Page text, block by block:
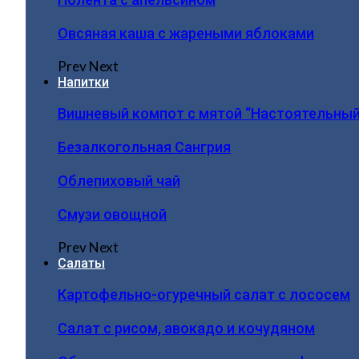
Овсяная каша с жареными яблоками
PrevNext
Напитки
Вишневый компот с мятой
Безалкогольная Сангрия
Облепиховый чай
Смузи овощной
PrevNext
Салаты
Картофельно-огуречный салат с лососем
Салат с рисом, авокадо и кочудяном